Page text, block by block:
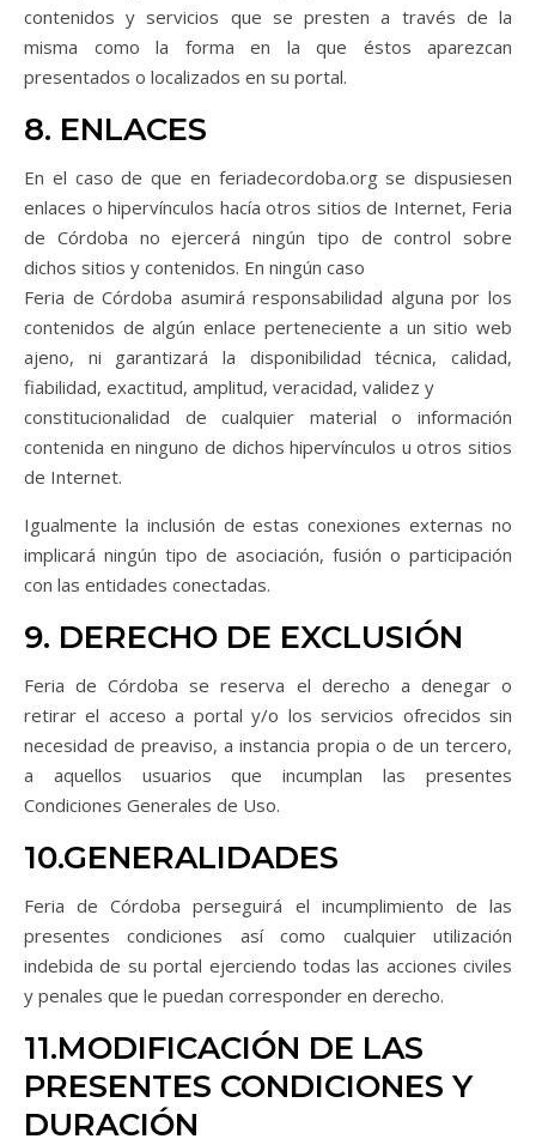
contenidos y servicios que se presten a través de la
misma como la forma en la que éstos aparezcan
presentados o localizados en su portal.
8. ENLACES
En el caso de que en feriadecordoba.org se dispusiesen
enlaces o hipervínculos hacía otros sitios de Internet, Feria
de Córdoba no ejercerá ningún tipo de control sobre
dichos sitios y contenidos. En ningún caso
Feria de Córdoba asumirá responsabilidad alguna por los
contenidos de algún enlace perteneciente a un sitio web
ajeno, ni garantizará la disponibilidad técnica, calidad,
fiabilidad, exactitud, amplitud, veracidad, validez y
constitucionalidad de cualquier material o información
contenida en ninguno de dichos hipervínculos u otros sitios
de Internet.
Igualmente la inclusión de estas conexiones externas no
implicará ningún tipo de asociación, fusión o participación
con las entidades conectadas.
9. DERECHO DE EXCLUSIÓN
Feria de Córdoba se reserva el derecho a denegar o
retirar el acceso a portal y/o los servicios ofrecidos sin
necesidad de preaviso, a instancia propia o de un tercero,
a aquellos usuarios que incumplan las presentes
Condiciones Generales de Uso.
10.GENERALIDADES
Feria de Córdoba perseguirá el incumplimiento de las
presentes condiciones así como cualquier utilización
indebida de su portal ejerciendo todas las acciones civiles
y penales que le puedan corresponder en derecho.
11.MODIFICACIÓN DE LAS
PRESENTES CONDICIONES Y
DURACIÓN